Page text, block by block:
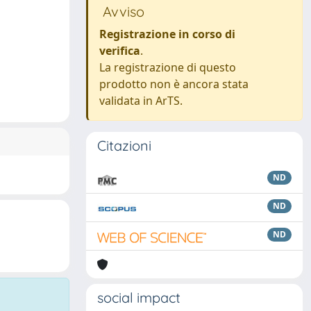
Avviso
Registrazione in corso di
verifica.
La registrazione di questo
prodotto non è ancora stata
validata in ArTS.
Citazioni
ND
ND
ND
social impact